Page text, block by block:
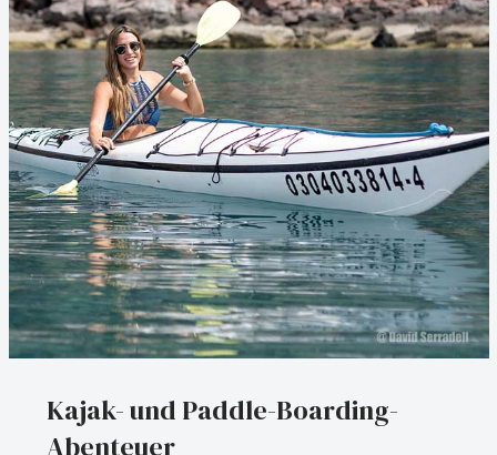
Kajak- und Paddle-Boarding-
Abenteuer